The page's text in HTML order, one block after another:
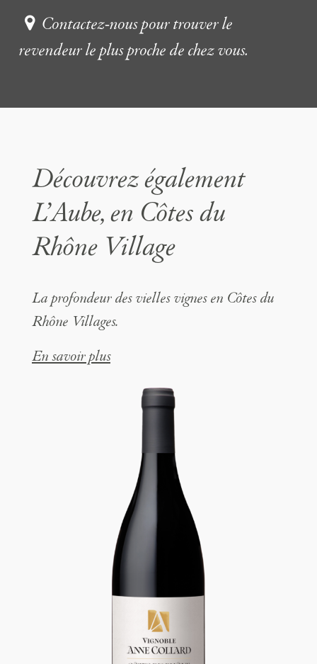
Contactez-nous pour trouver le
revendeur le plus proche de chez vous.
Découvrez également
L’Aube, en Côtes du
Rhône Village
La profondeur des vielles vignes en Côtes du
Rhône Villages.
En savoir plus